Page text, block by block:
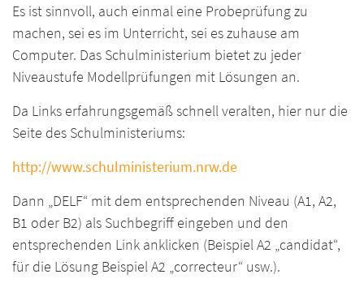
Es ist sinnvoll, auch einmal eine Probeprüfung zu
machen, sei es im Unterricht, sei es zuhause am
Computer. Das Schulministerium bietet zu jeder
Niveaustufe Modellprüfungen mit Lösungen an.
Da Links erfahrungsgemäß schnell veralten, hier nur die
Seite des Schulministeriums:
http://www.schulministerium.nrw.de
Dann „DELF“ mit dem entsprechenden Niveau (A1, A2,
B1 oder B2) als Suchbegriff eingeben und den
entsprechenden Link anklicken (Beispiel A2 „candidat“,
für die Lösung Beispiel A2 „correcteur“ usw.).